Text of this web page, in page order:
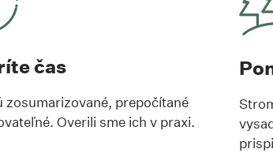
čas
zosumarizované, prepočítané
Overili sme ich v praxi.